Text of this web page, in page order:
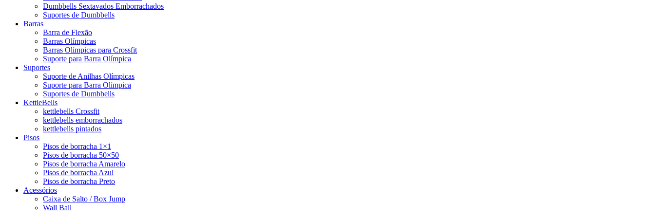
Dumbbells Sextavados Emborrachados
Suportes de Dumbbells
Barras
Barra de Flexão
Barras Olímpicas
Barras Olímpicas para Crossfit
Suporte para Barra Olímpica
Suportes
Suporte de Anilhas Olímpicas
Suporte para Barra Olímpica
Suportes de Dumbbells
KettleBells
kettlebells Crossfit
kettlebells emborrachados
kettlebells pintados
Pisos
Pisos de borracha 1×1
Pisos de borracha 50×50
Pisos de borracha Amarelo
Pisos de borracha Azul
Pisos de borracha Preto
Acessórios
Caixa de Salto / Box Jump
Wall Ball